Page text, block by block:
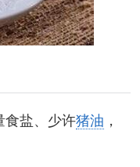
食盐、少许猪油 ，